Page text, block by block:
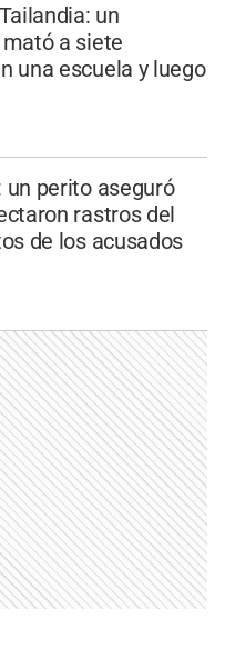
un
a siete
una escuela y luego
un perito aseguró
rastros del
de los acusados